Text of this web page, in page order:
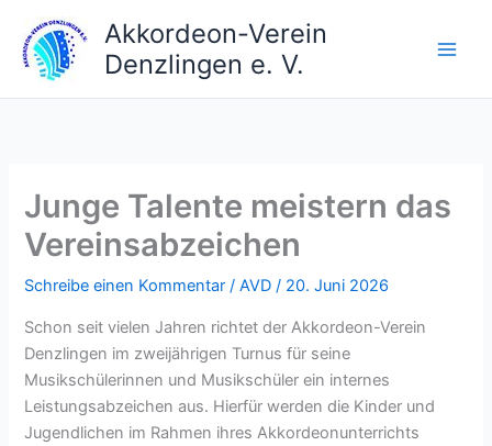
Inhalt
springen
Akkordeon-Verein
Denzlingen e. V.
Junge Talente meistern das
Vereinsabzeichen
Schreibe einen Kommentar /AVD / 20. Juni 2026
Schon seit vielen Jahren richtet der Akkordeon-Verein
Denzlingen im zweijährigen Turnus für seine
Musikschülerinnen und Musikschüler ein internes
Leistungsabzeichen aus. Hierfür werden die Kinder und
Jugendlichen im Rahmen ihres Akkordeonunterrichts